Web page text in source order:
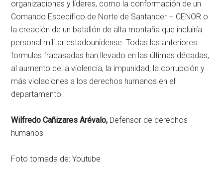
organizaciones y líderes, como la conformación de un
Comando Específico de Norte de Santander – CENOR o
la creación de un batallón de alta montaña que incluiría
personal militar estadounidense. Todas las anteriores
formulas fracasadas han llevado en las últimas décadas,
al aumento de la violencia, la impunidad, la corrupción y
más violaciones a los derechos humanos en el
departamento.
Wilfredo Cañizares Arévalo, Defensor de derechos
humanos
Foto tomada de: Youtube